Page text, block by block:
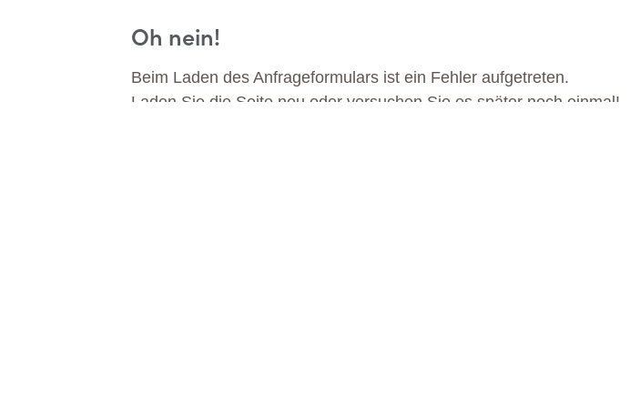
Oh nein!
Beim Laden des Anfrageformulars ist ein Fehler aufgetreten.
Laden Sie die Seite neu oder versuchen Sie es später noch einmal!